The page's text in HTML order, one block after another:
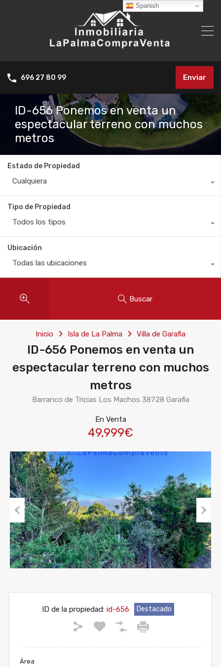
696 27 80 99 Enviar
ID-656 Ponemos en venta un
espectacular terreno con muchos
metros
Estado de Propiedad
Cualquiera
Tipo de Propiedad
Todos los tipos
Ubicación
Todas las ubicaciones
Buscar
Inicio Isla de La Palma Villa de Garafia
ID-656 Ponemos en venta un
espectacular terreno con muchos
metros
Barranco de Tricias Los Machos 38728 Garafia
En Venta
49,999€
Previous Next
ID de la propiedad: id-656 Destacado
Área
Spanish